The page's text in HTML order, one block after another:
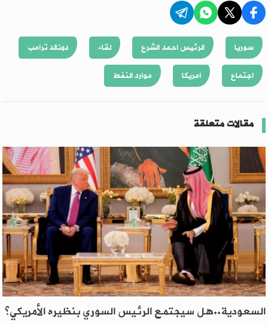
سوريا الرئيس احمد الشرع لقاء
دونالد ترامب
اجتماع
امريكا موارد النفط
مقالات متعلقة
السعودية..هل سيجتمع الرئيس السوري بنظيره الأمريكي؟